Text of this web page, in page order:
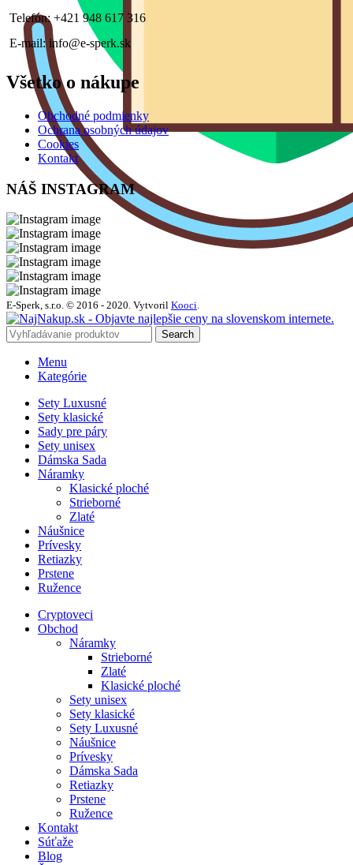
Telefón: +421 948 617 316
E-mail: info@e-sperk.sk
Všetko o nákupe
Obchodné podmienky
Ochrana osobných údajov
Cookies
Kontakt
NÁŠ INSTAGRAM
E-Sperk, s.r.o. © 2016 - 2020. Vytvoril Kooci.
Search
Menu
Kategórie
Sety Luxusné
Sety klasické
Sady pre páry
Sety unisex
Dámska Sada
Náramky
Klasické ploché
Strieborné
Zlaté
Náušnice
Prívesky
Retiazky
Prstene
Ružence
Cryptoveci
Obchod
Náramky
Strieborné
Zlaté
Klasické ploché
Sety unisex
Sety klasické
Sety Luxusné
Náušnice
Prívesky
Dámska Sada
Retiazky
Prstene
Ružence
Kontakt
Súťaže
Blog